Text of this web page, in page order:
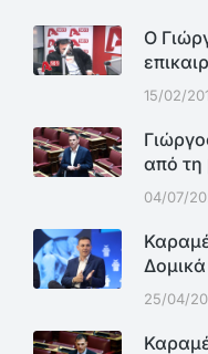
Ο
15/02/
από τη
04/07/
25/04/